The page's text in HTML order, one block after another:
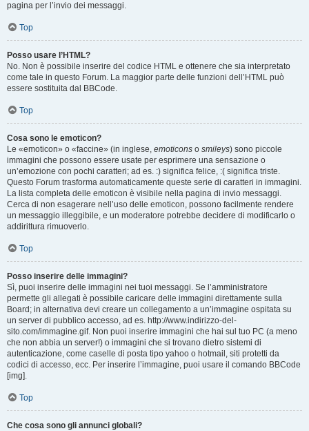
pagina per l’invio dei messaggi.
Top
Posso usare l’HTML?
No. Non è possibile inserire del codice HTML e ottenere che sia interpretato
come tale in questo Forum. La maggior parte delle funzioni dell’HTML può
essere sostituita dal BBCode.
Top
Cosa sono le emoticon?
Le «emoticon» o «faccine» (in inglese, emoticons o smileys) sono piccole
immagini che possono essere usate per esprimere una sensazione o
un’emozione con pochi caratteri; ad es. :) significa felice, :( significa triste.
Questo Forum trasforma automaticamente queste serie di caratteri in immagini.
La lista completa delle emoticon è visibile nella pagina di invio messaggi.
Cerca di non esagerare nell’uso delle emoticon, possono facilmente rendere
un messaggio illeggibile, e un moderatore potrebbe decidere di modificarlo o
addirittura rimuoverlo.
Top
Posso inserire delle immagini?
Sì, puoi inserire delle immagini nei tuoi messaggi. Se l’amministratore
permette gli allegati è possibile caricare delle immagini direttamente sulla
Board; in alternativa devi creare un collegamento a un’immagine ospitata su
un server di pubblico accesso, ad es. http://www.indirizzo-del-
sito.com/immagine.gif. Non puoi inserire immagini che hai sul tuo PC (a meno
che non abbia un server!) o immagini che si trovano dietro sistemi di
autenticazione, come caselle di posta tipo yahoo o hotmail, siti protetti da
codici di accesso, ecc. Per inserire l’immagine, puoi usare il comando BBCode
[img].
Top
Che cosa sono gli annunci globali?